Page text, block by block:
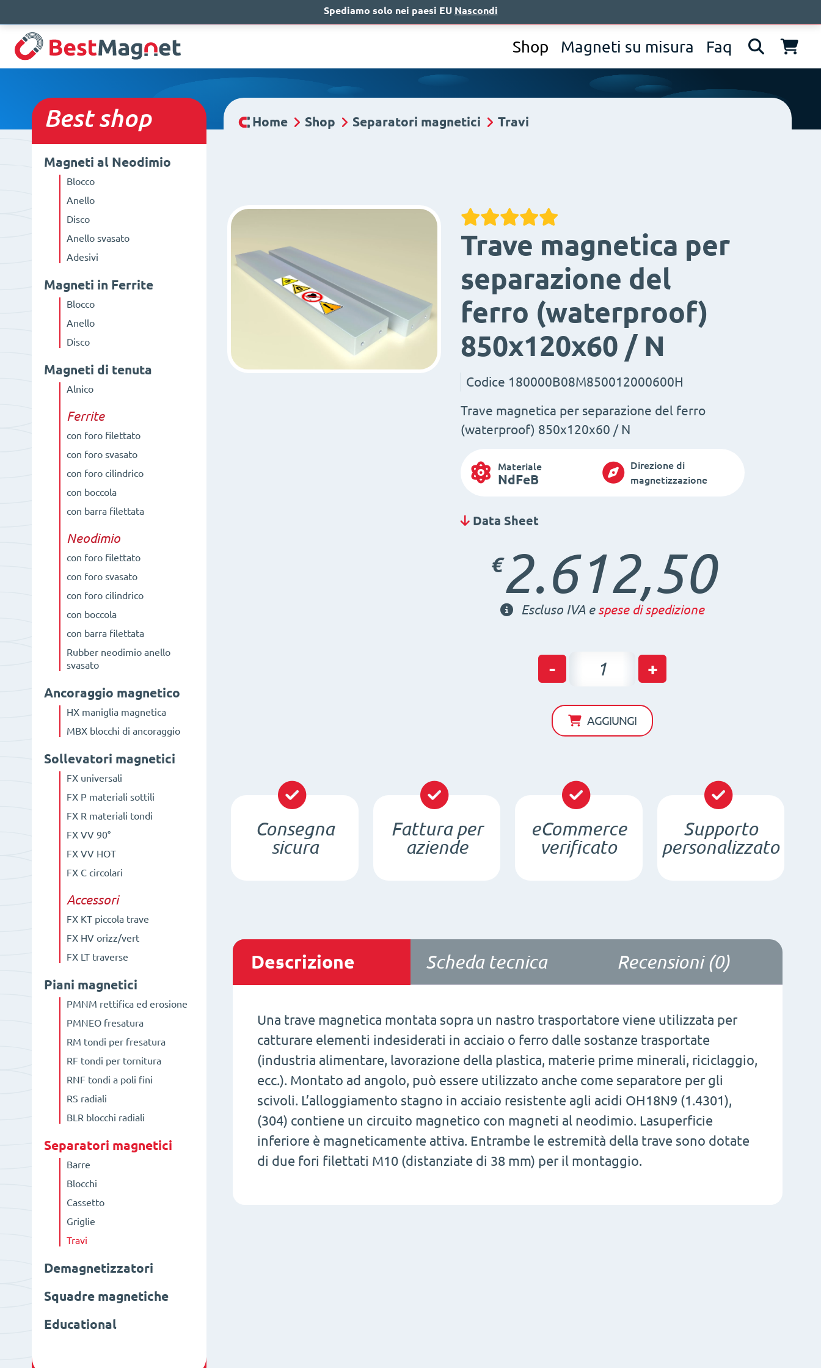
Chi siamo
Shop Magneti su misura Faq
Bestshop
Magneti al Neodimio
Blocco
Anello
Disco
Anello svasato
Adesivi
Magneti in Ferrite
Blocco
Anello
Disco
Magneti di tenuta
Alnico
Ferrite
con foro filettato
con foro svasato
con foro cilindrico
con boccola
con barra filettata
Neodimio
con foro filettato
con foro svasato
con foro cilindrico
con boccola
con barra filettata
Rubber neodimio anello
svasato
Ancoraggio magnetico
HX maniglia magnetica
MBX blocchi di ancoraggio
Sollevatori magnetici
FX universali
FX P materiali sottili
FX R materiali tondi
FX VV 90°
FX VV HOT
FX C circolari
Accessori
FX KT piccola trave
FX HV orizz/vert
FX LT traverse
Piani magnetici
PMNM rettifica ed erosione
PMNEO fresatura
RM tondi per fresatura
RF tondi per tornitura
RNF tondi a poli fini
RS radiali
BLR blocchi radiali
Separatori magnetici
Barre
Blocchi
Cassetto
Griglie
Travi
Demagnetizzatori
Squadre magnetiche
Educational
Home Shop Separatori magnetici Travi
Trave magnetica per
separazione del
ferro (waterproof)
850x120x60 / N
Codice 180000B08M850012000600H
Trave magnetica per separazione del ferro
(waterproof) 850x120x60 / N
Materiale
NdFeB
Direzione di
magnetizzazione
Data Sheet
€2.612,50
Escluso IVA e spese di spedizione
-
magnetica
separazione
del
850x120x60
/
N
quantità
+
AGGIUNGI
Consegna
sicura
Fattura per
aziende
eCommerce
verificato
Supporto
personalizzato
Descrizione Scheda tecnica Recensioni (0)
Una trave magnetica montata sopra un nastro trasportatore viene utilizzata per
catturare elementi indesiderati in acciaio o ferro dalle sostanze trasportate
(industria alimentare, lavorazione della plastica, materie prime minerali, riciclaggio,
ecc.). Montato ad angolo, può essere utilizzato anche come separatore per gli
scivoli. L’alloggiamento stagno in acciaio resistente agli acidi OH18N9 (1.4301),
(304) contiene un circuito magnetico con magneti al neodimio. Lasuperficie
inferiore è magneticamente attiva. Entrambe le estremità della trave sono dotate
di due fori filettati M10 (distanziate di 38 mm) per il montaggio.
Spediamo solo nei paesi EU Nascondi